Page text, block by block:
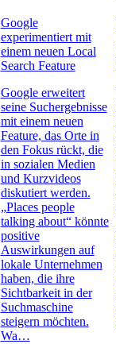
Google
experimentiert mit
einem neuen Local
Search Feature
Google erweitert
seine Suchergebnisse
mit einem neuen
Feature, das Orte in
den Fokus rückt, die
in sozialen Medien
und Kurzvideos
diskutiert werden.
„Places people
talking about“ könnte
positive
Auswirkungen auf
lokale Unternehmen
haben, die ihre
Sichtbarkeit in der
Suchmaschine
steigern möchten.
Wa…